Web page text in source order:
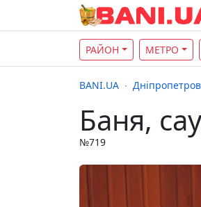
РАЙОН МЕТРО
BANI.UA
Баня,
№719